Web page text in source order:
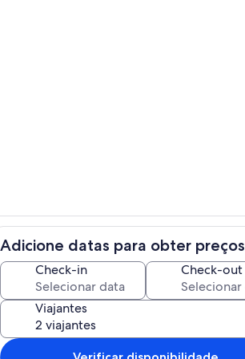
do exterior Restaurantes
Adicione datas para obter preços
Check-in Check-out
Viajantes